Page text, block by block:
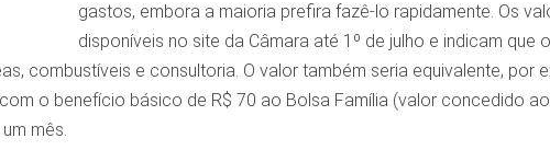
gastos, embora a maioria prefira fazê-lo rapidamente. Os
disponíveis no site da Câmara até 1º de julho e indicam que
combustíveis e consultoria. O valor também seria equivalente, por
o benefício básico de R$ 70 ao Bolsa Família (valor concedido
mês.